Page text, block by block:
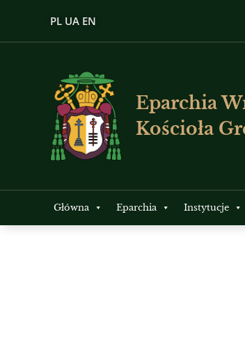
PL UA EN
Eparchia
Kościoła
Główna Eparchia Instytucje